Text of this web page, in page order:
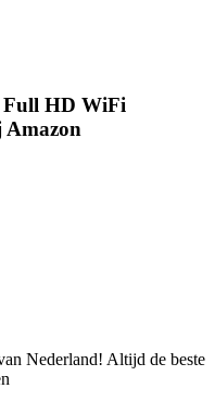
Full HD WiFi
Amazon
Nederland! Altijd de beste